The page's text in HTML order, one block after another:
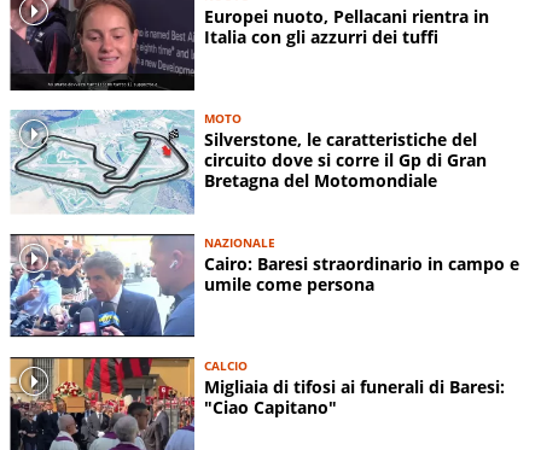
Europei nuoto, Pellacani rientra in
Italia con gli azzurri dei tuffi
MOTO
Silverstone, le caratteristiche del
circuito dove si corre il Gp di Gran
Bretagna del Motomondiale
NAZIONALE
Cairo: Baresi straordinario in campo e
umile come persona
CALCIO
Migliaia di tifosi ai funerali di Baresi:
"Ciao Capitano"